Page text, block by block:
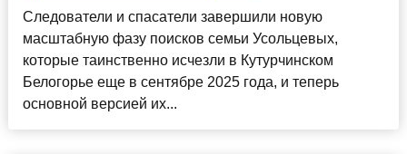
Следователи и спасатели завершили новую
масштабную фазу поисков семьи Усольцевых,
которые таинственно исчезли в Кутурчинском
Белогорье еще в сентябре 2025 года, и теперь
основной версией их...